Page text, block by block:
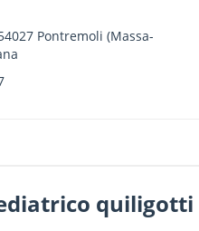
Pontremoli (Massa-
quiligotti